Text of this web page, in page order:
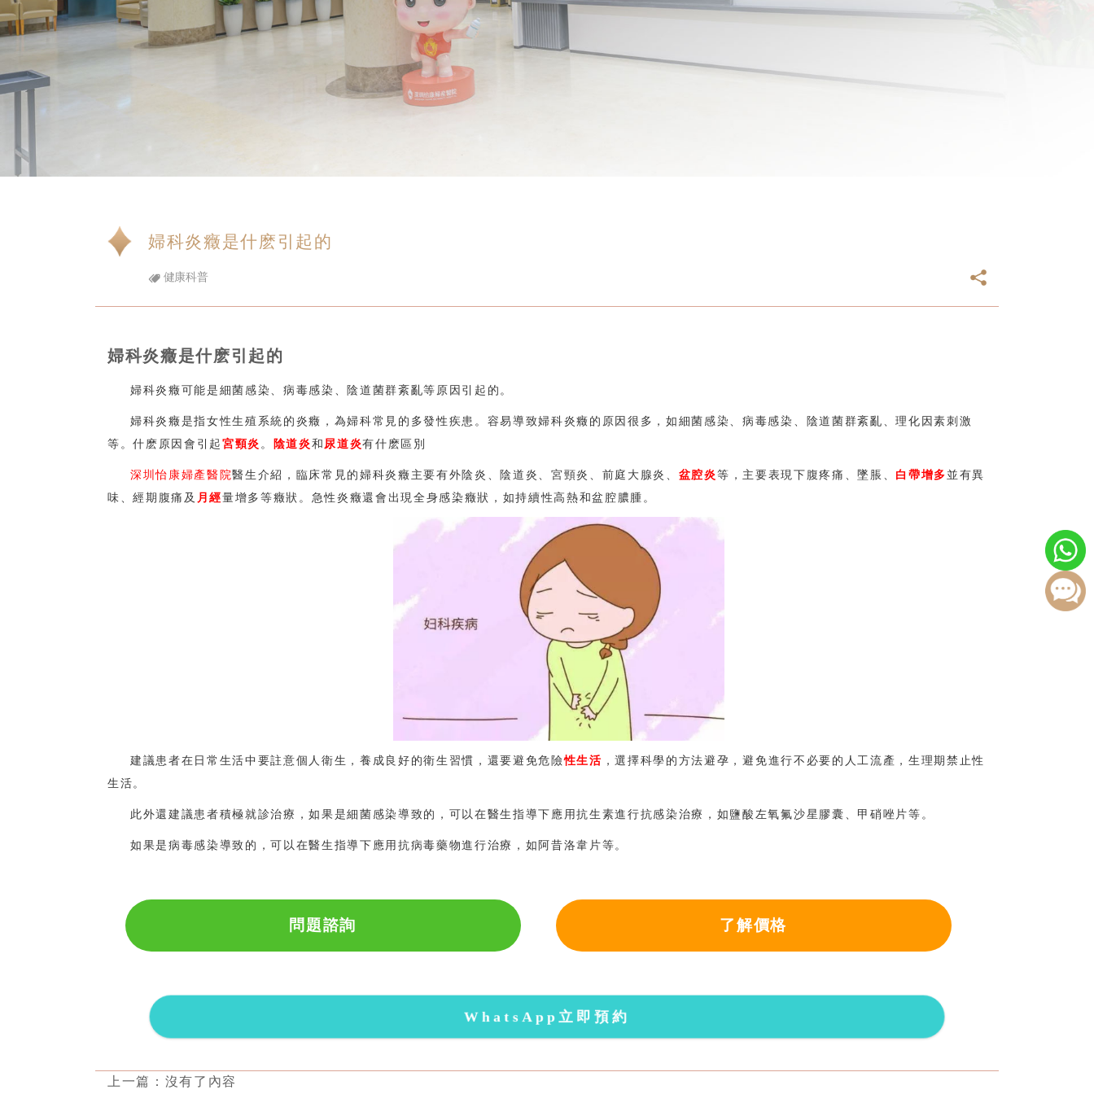
婦科炎癥是什麽引起的
健康科普
婦科炎癥是什麽引起的
婦科炎癥可能是細菌感染、病毒感染、陰道菌群紊亂等原因引起的。
婦科炎癥是指女性生殖系統的炎癥，為婦科常見的多發性疾患。容易導致婦科炎癥的原因很多，如細菌感染、病毒感染、陰道菌群紊亂、理化因素刺激
等。什麽原因會引起宮頸炎 。 陰道炎和 尿道炎有什麽區別
深圳怡康婦產醫院醫生介紹，臨床常見的婦科炎癥主要有外陰炎、陰道炎、宮頸炎、前庭大腺炎、 盆腔炎等，主要表現下腹疼痛、墜脹、 白帶增多並有異
味、經期腹痛及 月經量增多等癥狀。急性炎癥還會出現全身感染癥狀，如持續性高熱和盆腔膿腫。
建議患者在日常生活中要註意個人衛生，養成良好的衛生習慣，還要避免危險性生活 ，選擇科學的方法避孕，避免進行不必要的人工流產，生理期禁止性
生活。
此外還建議患者積極就診治療，如果是細菌感染導致的，可以在醫生指導下應用抗生素進行抗感染治療，如鹽酸左氧氟沙星膠囊、甲硝唑片等。
如果是病毒感染導致的，可以在醫生指導下應用抗病毒藥物進行治療，如阿昔洛韋片等。
問題諮詢 了解價格
WhatsApp立即預約
上一篇：沒有了內容